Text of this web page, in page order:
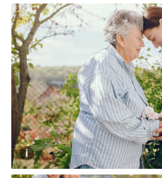
Životní styl
ZÁBAVA
Všechny kategorie
Testy a kvízy
BYDLENÍ
Všechny kategorie
Tvoření
Rady a tipy
Extra
SVĚT
ROČNÍ
SADA